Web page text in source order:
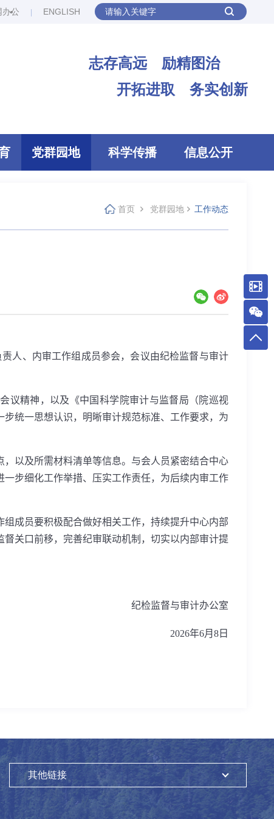
办公 ENGLISH
志存高远 励精图治
开拓进取 务实创新
党群园地 科学传播 信息公开
首页 党群园地 工作动态
人、内审工作组成员参会，会议由纪检监督与审计
议精神，以及《中国科学院审计与监督局（院巡视
统一思想认识，明晰审计规范标准、工作要求，为
以及所需材料清单等信息。与会人员紧密结合中心
步细化工作举措、压实工作责任，为后续内审工作
成员要积极配合做好相关工作，持续提升中心内部
关口前移，完善纪审联动机制，切实以内部审计提
纪检监督与审计办公室
2026年6月 8 日
其他链接